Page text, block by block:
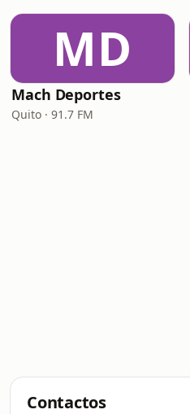
MD
Mach Deportes
Quito · 91.7 FM
Contactos